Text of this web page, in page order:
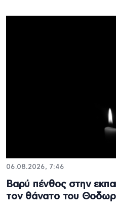
06.08.2026, 7:46
Βαρύ πένθος στην
τον θάνατο του